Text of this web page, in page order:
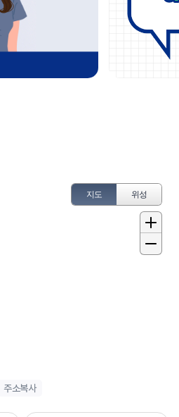
지도 위성
주소복사